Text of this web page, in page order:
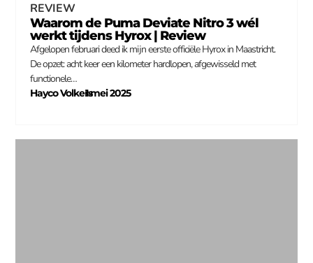
REVIEW
Waarom de Puma Deviate Nitro 3 wél
werkt tijdens Hyrox | Review
Afgelopen februari deed ik mijn eerste officiële Hyrox in Maastricht.
De opzet: acht keer een kilometer hardlopen, afgewisseld met
functionele…
Hayco Volkers
–
1 mei 2025